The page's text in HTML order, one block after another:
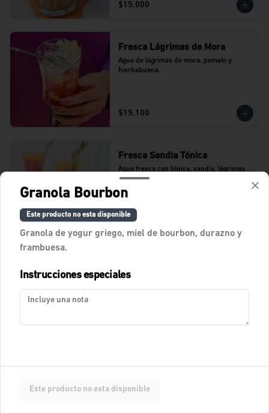
$15.000
Fresca Lágrimas de Mora
Agua de lágrimas de mora, pomelo y
hierbabuena.
$15.100
Fresca Sandia Tónica
Agua fresca con tónica, sandía, lágrimas
felices de naranja y romero.
$11.400
Agua de tamarindo.
Fresca con Lychees, fresas y toques
cítricos.
Granola Bourbon
Este producto no esta disponible
Granola de yogur griego, miel de bourbon, durazno y
frambuesa.
Instrucciones especiales
Este producto no esta disponible